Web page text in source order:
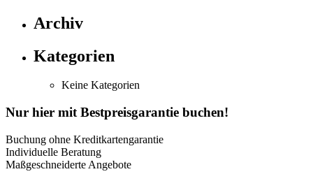
Archiv
Kategorien
Keine Kategorien
Nur hier mit Best­preis­garantie buchen!
Buchung ohne Kredit­karten­garantie
Indi­viduelle Beratung
Maß­geschnei­derte Angebote